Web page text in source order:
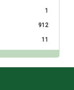
1
912
11